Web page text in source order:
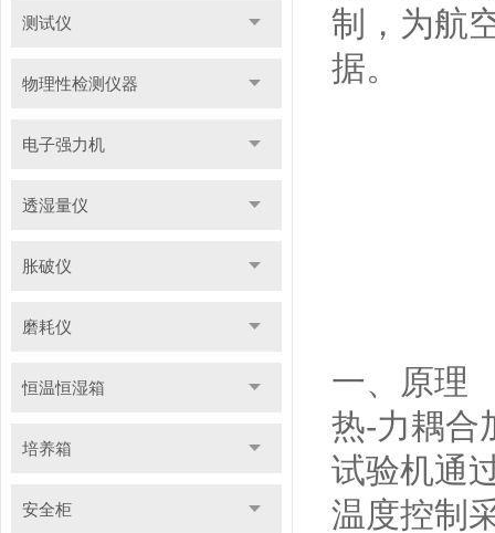
测试仪
物理性检测仪器
电子强力机
透湿量仪
胀破仪
磨耗仪
恒温恒湿箱
培养箱
安全柜
制，为航
据。
一、原理
热-力耦合
试验机通
温度控制